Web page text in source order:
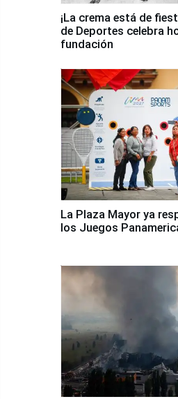
¡La crema está de
de Deportes celebra
fundación
La Plaza Mayor ya
los Juegos